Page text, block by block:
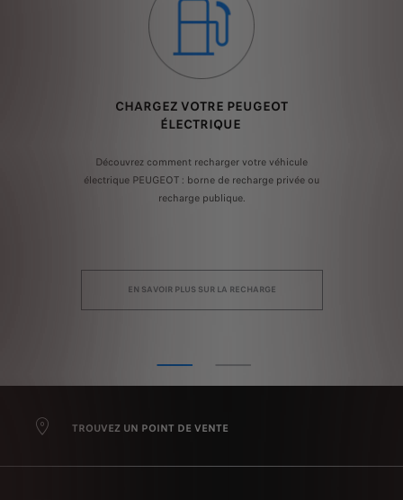
CHARGEZ VOTRE PEUGEOT
ÉLECTRIQUE
Découvrez comment recharger votre véhicule
électrique PEUGEOT : borne de recharge privée ou
recharge publique.
EN SAVOIR PLUS SUR LA RECHARGE
TROUVEZ UN POINT DE VENTE